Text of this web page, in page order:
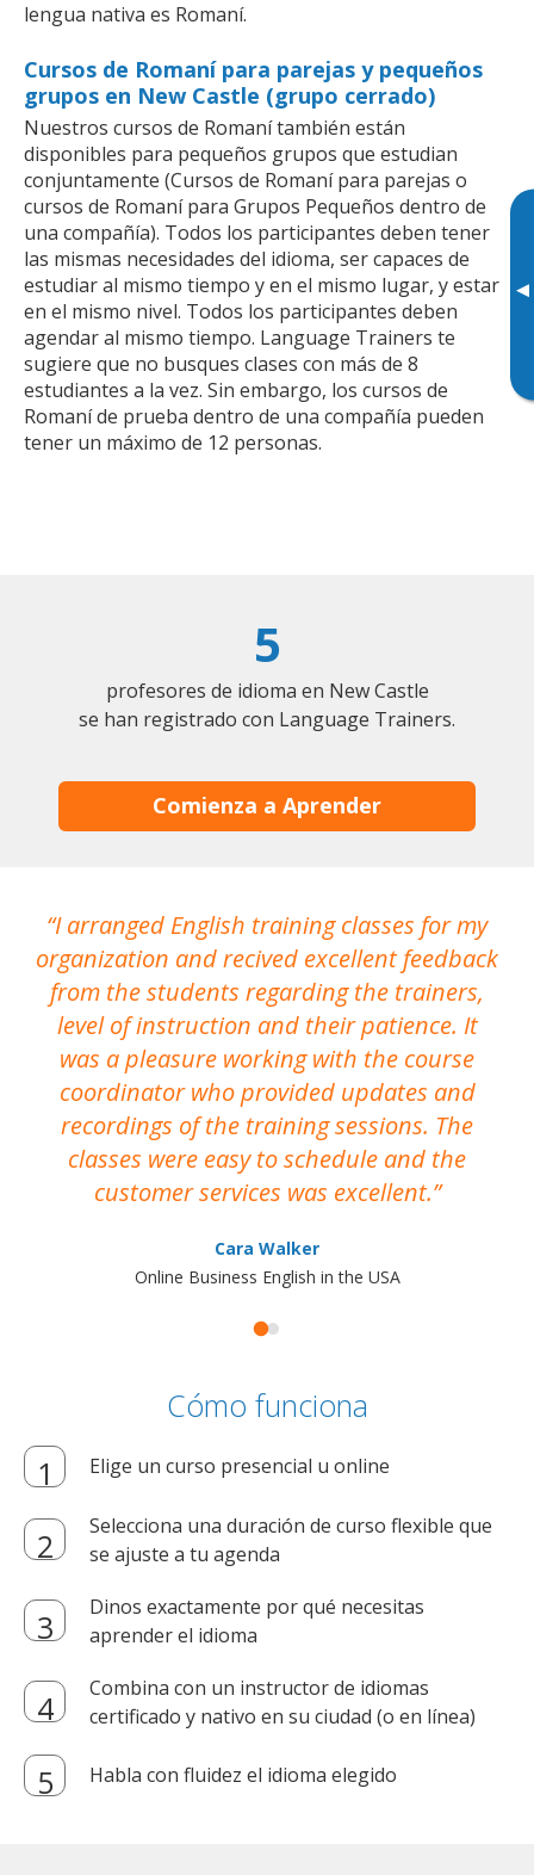
▸
lengua nativa es Romaní.
Cursos de Romaní para parejas y pequeños
grupos en New Castle (grupo cerrado)
Nuestros cursos de Romaní también están
disponibles para pequeños grupos que estudian
conjuntamente (Cursos de Romaní para parejas o
cursos de Romaní para Grupos Pequeños dentro de
una compañía). Todos los participantes deben tener
las mismas necesidades del idioma, ser capaces de
estudiar al mismo tiempo y en el mismo lugar, y estar
en el mismo nivel. Todos los participantes deben
agendar al mismo tiempo. Language Trainers te
sugiere que no busques clases con más de 8
estudiantes a la vez. Sin embargo, los cursos de
Romaní de prueba dentro de una compañía pueden
tener un máximo de 12 personas.
5
profesores de idioma en New Castle
se han registrado con Language Trainers.
Comienza a Aprender
I arranged English training classes for my
organization and recived excellent feedback
from the students regarding the trainers,
level of instruction and their patience. It
was a pleasure working with the course
coordinator who provided updates and
recordings of the training sessions. The
classes were easy to schedule and the
customer services was excellent.
Cara Walker
Online Business English in the USA
Cómo funciona
Elige un curso presencial u online
Selecciona una duración de curso flexible que
se ajuste a tu agenda
Dinos exactamente por qué necesitas
aprender el idioma
Combina con un instructor de idiomas
certificado y nativo en su ciudad (o en línea)
Habla con fluidez el idioma elegido